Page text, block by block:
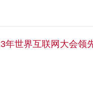
年世界互联网大会领